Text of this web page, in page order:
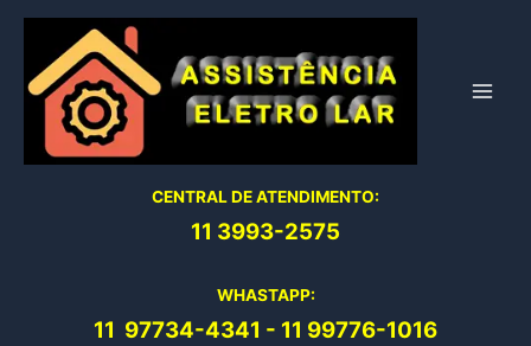
conteúdo
CENTRAL DE ATENDIMENTO:
11 3993-2575
WHASTAPP:
11 97734-4341 - 11 99776-1016